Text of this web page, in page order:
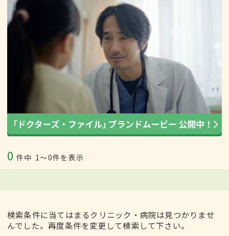
0 件中 1〜0件を表示
検索条件に当てはまるクリニック・病院は見つかりませ
んでした。再度条件を変更して検索して下さい。